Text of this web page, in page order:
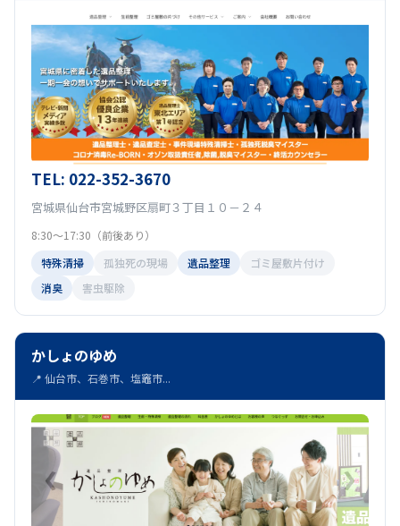
TEL: 022-352-3670
宮城県仙台市宮城野区扇町３丁目１０－２４
8:30～17:30（前後あり）
特殊清掃
孤独死の現場 遺品整理
ゴミ屋敷片付け
消臭
害虫駆除
かしょのゆめ
📍 仙台市、石巻市、塩竈市...